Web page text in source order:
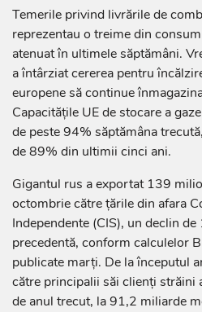
Temerile privind livrările de
reprezentau o treime din
atenuat în ultimele săptămâni.
a întârziat cererea pentru
europene să continue
Capacităţile UE de stocare a
de peste 94% săptămâna
de 89% din ultimii cinci ani.
Gigantul rus a exportat 139
octombrie către ţările din afara
Independente (CIS), un declin
precedentă, conform calculelor
publicate marţi. De la începutul
către principalii săi clienţi străini
de anul trecut, la 91,2 miliarde